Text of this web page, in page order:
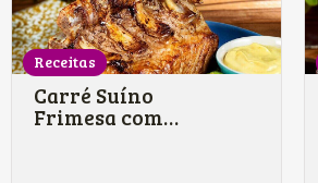
Receitas
Carré Suíno
Frimesa com